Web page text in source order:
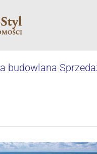
budowlana